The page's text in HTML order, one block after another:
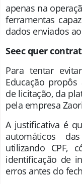
apenas na
ferramentas
dados enviados ao
Seec quer
Para tentar
Educação
de licitação, da
pela empresa
A justificativa é
automáticos
utilizando CPF,
identificação de
erros antes do